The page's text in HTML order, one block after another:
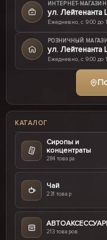
ИНТЕРНЕТ-МАГАЗИН
ул. Лейтенанта
Ежедневно, с 9:00 до
РОЗНИЧНЫЙ
ул. Лейтенанта
Ежедневно, с 9:00 до
КАТАЛОГ
Сиропы и
концентраты
284 товара
Чай
231 товар
213 товаров